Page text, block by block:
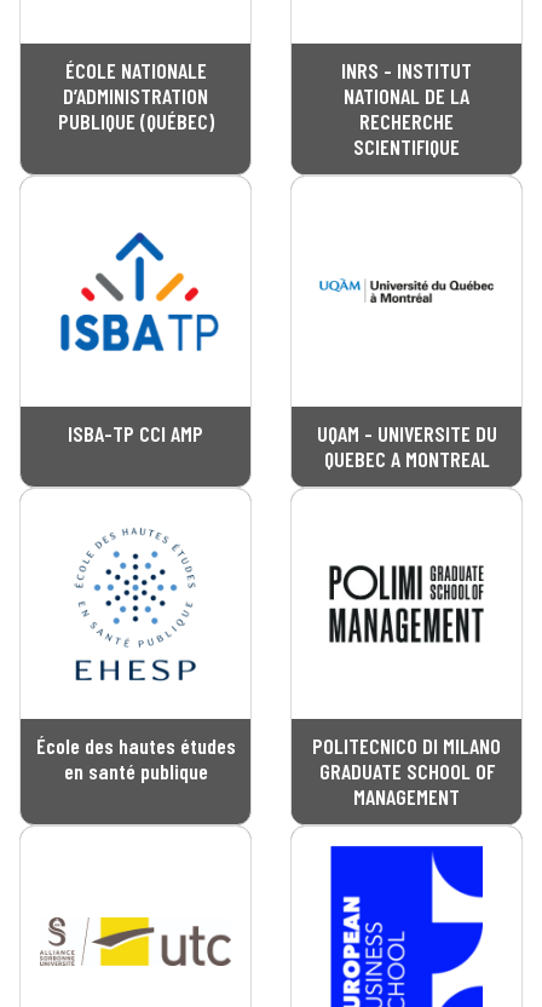
ÉCOLE NATIONALE
D’ADMINISTRATION
PUBLIQUE (QUÉBEC)
INRS - INSTITUT
NATIONAL DE LA
RECHERCHE
SCIENTIFIQUE
ISBA-TP CCI AMP
UQAM - UNIVERSITE DU
QUEBEC A MONTREAL
École des hautes études
en santé publique
POLITECNICO DI MILANO
GRADUATE SCHOOL OF
MANAGEMENT